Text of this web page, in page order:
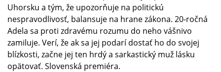
Uhorsku a tým, že upozorňuje na politickú
nespravodlivosť, balansuje na hrane zákona. 20-ročná
Adela sa proti zdravému rozumu do neho vášnivo
zamiluje. Verí, že ak sa jej podarí dostať ho do svojej
blízkosti, začne jej ten hrdý a sarkastický muž lásku
opätovať. Slovenská premiéra.